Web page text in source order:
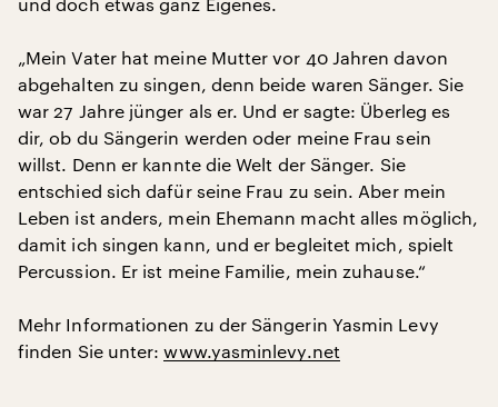
„Mein Vater hat meine Mutter vor 40 Jahren davon
abgehalten zu singen, denn beide waren Sänger. Sie
war 27 Jahre jünger als er. Und er sagte: Überleg es
dir, ob du Sängerin werden oder meine Frau sein
willst. Denn er kannte die Welt der Sänger. Sie
entschied sich dafür seine Frau zu sein. Aber mein
Leben ist anders, mein Ehemann macht alles möglich,
damit ich singen kann, und er begleitet mich, spielt
Percussion. Er ist meine Familie, mein zuhause.“
Mehr Informationen zu der Sängerin Yasmin Levy
finden Sie unter:www.yasminlevy.net